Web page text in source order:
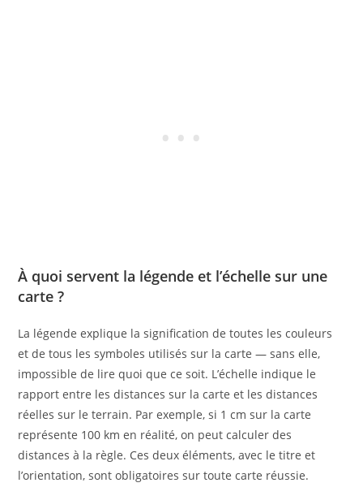
À quoi servent la légende et l’échelle sur une
carte ?
La légende explique la signification de toutes les couleurs
et de tous les symboles utilisés sur la carte — sans elle,
impossible de lire quoi que ce soit. L’échelle indique le
rapport entre les distances sur la carte et les distances
réelles sur le terrain. Par exemple, si 1 cm sur la carte
représente 100 km en réalité, on peut calculer des
distances à la règle. Ces deux éléments, avec le titre et
l’orientation, sont obligatoires sur toute carte réussie.